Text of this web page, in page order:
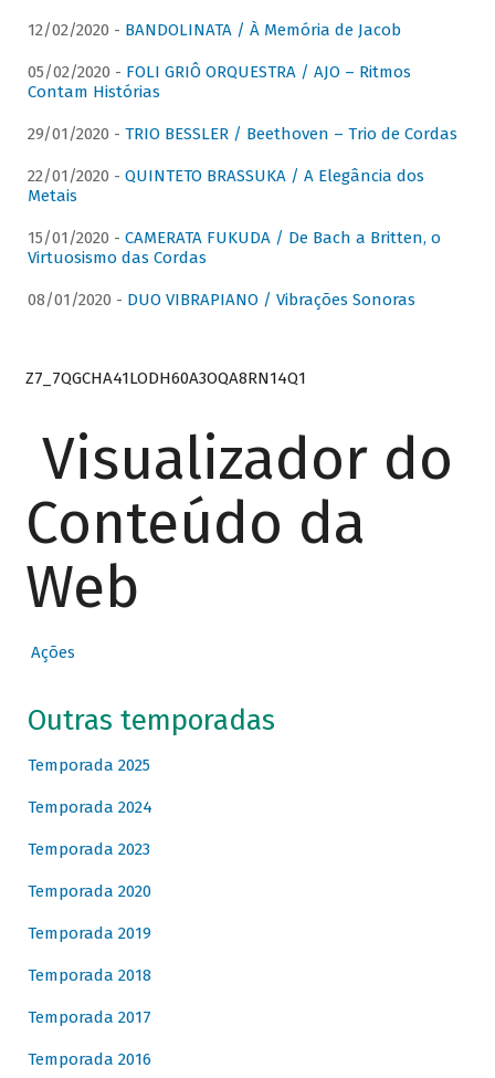
12/02/2020 - BANDOLINATA / À Memória de Jacob
05/02/2020 - FOLI GRIÔ ORQUESTRA / AJO – Ritmos
Contam Histórias
29/01/2020 - TRIO BESSLER / Beethoven – Trio de Cordas
22/01/2020 - QUINTETO BRASSUKA / A Elegância dos
Metais
15/01/2020 - CAMERATA FUKUDA / De Bach a Britten, o
Virtuosismo das Cordas
08/01/2020 - DUO VIBRAPIANO / Vibrações Sonoras
Z7_7QGCHA41LODH60A3OQA8RN14Q1
Visualizador do
Conteúdo da
Web
Ações
Outras temporadas
Temporada 2025
Temporada 2024
Temporada 2023
Temporada 2020
Temporada 2019
Temporada 2018
Temporada 2017
Temporada 2016